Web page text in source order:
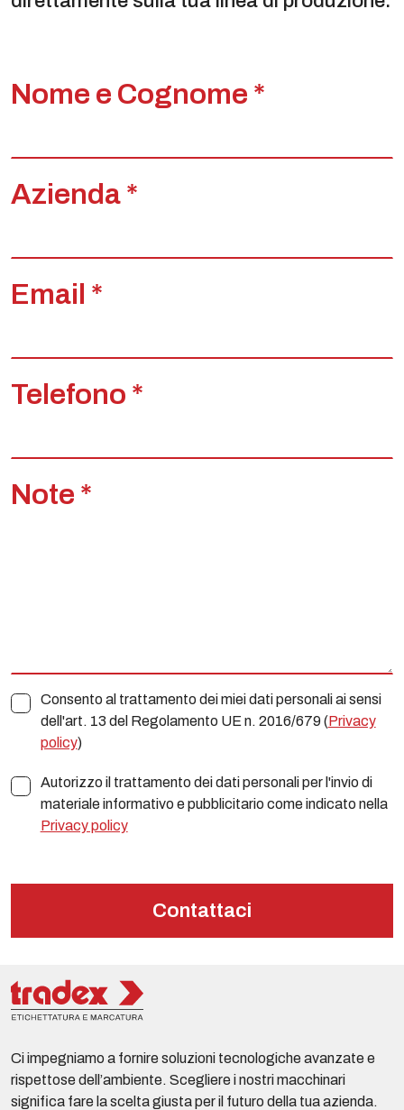
Nome e Cognome *
Azienda *
Email *
Telefono *
Note *
Consento al trattamento dei miei dati personali ai sensi
dell'art. 13 del Regolamento UE n. 2016/679 (Privacy
policy)
Autorizzo il trattamento dei dati personali per l'invio di
materiale informativo e pubblicitario come indicato nella
Privacy policy
Contattaci
Ci impegniamo a fornire soluzioni tecnologiche avanzate e
rispettose dell’ambiente. Scegliere i nostri macchinari
significa fare la scelta giusta per il futuro della tua azienda.